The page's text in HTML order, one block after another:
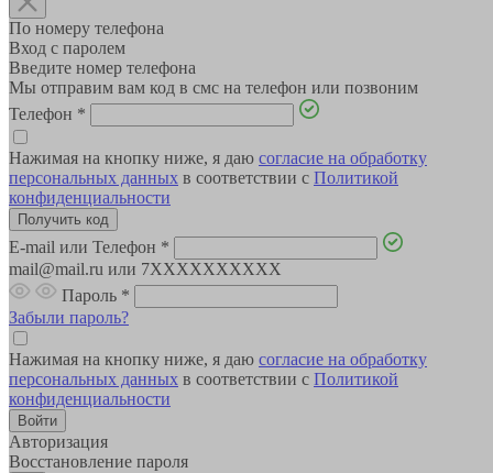
По номеру телефона
Вход с паролем
Введите номер телефона
Мы отправим вам код в смс на телефон или позвоним
Телефон *
Нажимая на кнопку ниже, я даю согласие на обработку
персональных данных в соответствии с Политикой
конфиденциальности
E-mail или Телефон *
mail@mail.ru или 7XXXXXXXXXX
Пароль *
Забыли пароль?
Нажимая на кнопку ниже, я даю согласие на обработку
персональных данных в соответствии с Политикой
конфиденциальности
Авторизация
Восстановление пароля